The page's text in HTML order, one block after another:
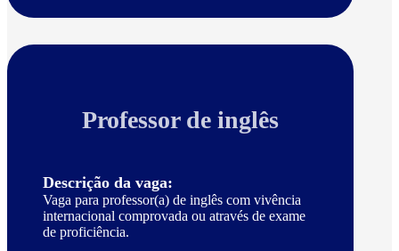
Professor de inglês
Descrição da vaga:
Vaga para professor(a) de inglês com vivência
internacional comprovada ou através de exame
de proficiência.